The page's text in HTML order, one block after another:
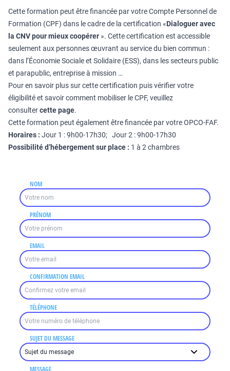
Cette formation peut être financée par votre Compte Personnel de
Formation (CPF) dans le cadre de la certification «Dialoguer avec
la CNV pour mieux coopérer ». Cette certification est accessible
seulement aux personnes œuvrant au service du bien commun :
dans l’Économie Sociale et Solidaire (ESS), dans les secteurs public
et parapublic, entreprise à mission …
Pour en savoir plus sur cette certification puis vérifier votre
éligibilité et savoir comment mobiliser le CPF, veuillez
consultercette page.
Cette formation peut également être financée par votre OPCO-FAF.
Horaires : Jour 1 : 9h00-17h30; Jour 2 : 9h00-17h30
Possibilité d’hébergement sur place : 1 à 2 chambres
NOM
PRÉNOM
EMAIL
CONFIRMATION EMAIL
TÉLÉPHONE
SUJET DU MESSAGE
MESSAGE